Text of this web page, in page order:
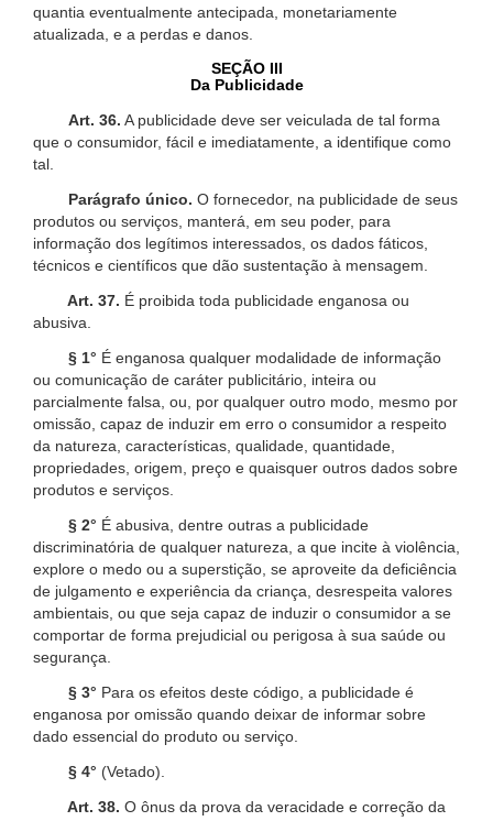
quantia eventualmente antecipada, monetariamente
atualizada, e a perdas e danos.
SEÇÃO III
Da Publicidade
Art. 36. A publicidade deve ser veiculada de tal forma
que o consumidor, fácil e imediatamente, a identifique como
tal.
Parágrafo único. O fornecedor, na publicidade de seus
produtos ou serviços, manterá, em seu poder, para
informação dos legítimos interessados, os dados fáticos,
técnicos e científicos que dão sustentação à mensagem.
Art. 37. É proibida toda publicidade enganosa ou
abusiva.
§ 1° É enganosa qualquer modalidade de informação
ou comunicação de caráter publicitário, inteira ou
parcialmente falsa, ou, por qualquer outro modo, mesmo por
omissão, capaz de induzir em erro o consumidor a respeito
da natureza, características, qualidade, quantidade,
propriedades, origem, preço e quaisquer outros dados sobre
produtos e serviços.
§ 2° É abusiva, dentre outras a publicidade
discriminatória de qualquer natureza, a que incite à violência,
explore o medo ou a superstição, se aproveite da deficiência
de julgamento e experiência da criança, desrespeita valores
ambientais, ou que seja capaz de induzir o consumidor a se
comportar de forma prejudicial ou perigosa à sua saúde ou
segurança.
§ 3° Para os efeitos deste código, a publicidade é
enganosa por omissão quando deixar de informar sobre
dado essencial do produto ou serviço.
§ 4° (Vetado).
Art. 38. O ônus da prova da veracidade e correção da